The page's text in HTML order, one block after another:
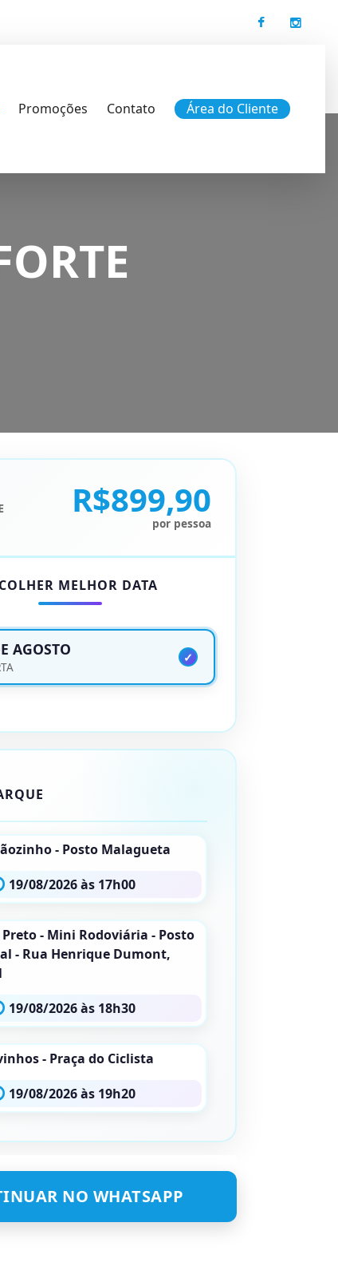
Promoções Contato Área do Cliente
R$899,90
por pessoa
MELHOR DATA
AGOSTO
- Posto Malagueta
19/08/2026 às 17h00
Preto - Mini Rodoviária - Posto
- Rua Henrique Dumont,
19/08/2026 às 18h30
- Praça do Ciclista
19/08/2026 às 19h20
NO WHATSAPP